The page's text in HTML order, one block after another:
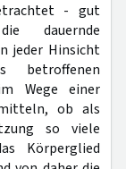
- gut
dauernde
jeder Hinsicht
betroffenen
Wege einer
ob als
so viele
Körperglied